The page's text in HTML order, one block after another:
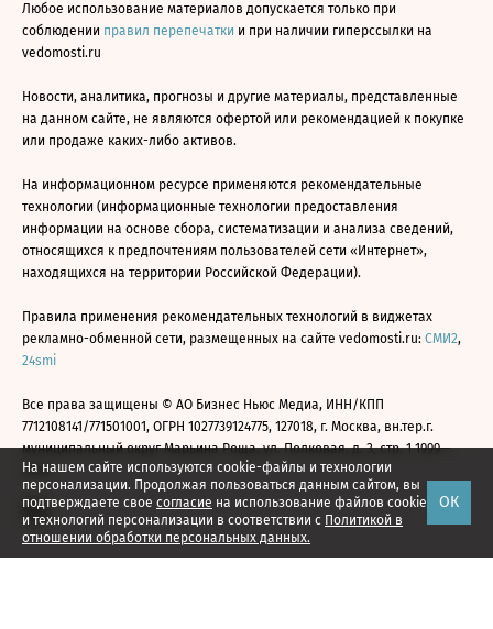
На нашем сайте используются cookie-файлы и технологии
персонализации. Продолжая пользоваться данным сайтом, вы
подтверждаете свое согласие на использование файлов cookie
и технологий персонализации в соответствии с Политикой в
отношении обработки персональных данных.
ОК
Любое использование материалов допускается только при
соблюдении правил перепечатки и при наличии гиперссылки на
vedomosti.ru
Новости, аналитика, прогнозы и другие материалы, представленные
на данном сайте, не являются офертой или рекомендацией к покупке
или продаже каких-либо активов.
На информационном ресурсе применяются рекомендательные
технологии (информационные технологии предоставления
информации на основе сбора, систематизации и анализа сведений,
относящихся к предпочтениям пользователей сети «Интернет»,
находящихся на территории Российской Федерации).
Правила применения рекомендательных технологий в виджетах
рекламно-обменной сети, размещенных на сайте vedomosti.ru: СМИ2,
24smi
Все права защищены © АО Бизнес Ньюс Медиа, ИНН/КПП
7712108141/771501001, ОГРН 1027739124775, 127018, г. Москва, вн.тер.г.
муниципальный округ Марьина Роща, ул. Полковая, д. 3, стр. 1 1999—
2026